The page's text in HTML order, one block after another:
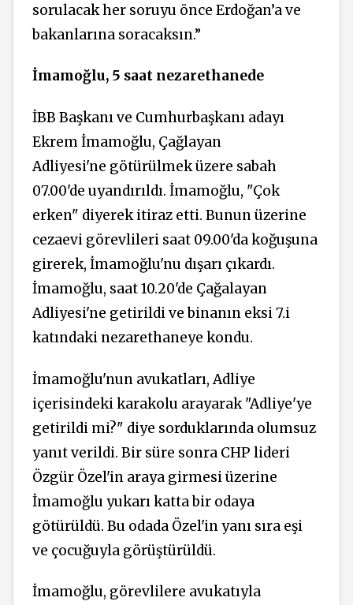
sorulacak her soruyu önce Erdoğan’a ve
bakanlarına soracaksın.”
İmamoğlu, 5 saat nezarethanede
İBB Başkanı ve Cumhurbaşkanı adayı
Ekrem İmamoğlu, Çağlayan
Adliyesi'ne götürülmek üzere sabah
07.00'de uyandırıldı. İmamoğlu, "Çok
erken" diyerek itiraz etti. Bunun üzerine
cezaevi görevlileri saat 09.00'da koğuşuna
girerek, İmamoğlu'nu dışarı çıkardı.
İmamoğlu, saat 10.20'de Çağalayan
Adliyesi'ne getirildi ve binanın eksi 7.i
katındaki nezarethaneye kondu.
İmamoğlu'nun avukatları, Adliye
içerisindeki karakolu arayarak "Adliye'ye
getirildi mi?" diye sorduklarında olumsuz
yanıt verildi. Bir süre sonra CHP lideri
Özgür Özel'in araya girmesi üzerine
İmamoğlu yukarı katta bir odaya
götürüldü. Bu odada Özel'in yanı sıra eşi
ve çocuğuyla görüştürüldü.
İmamoğlu, görevlilere avukatıyla